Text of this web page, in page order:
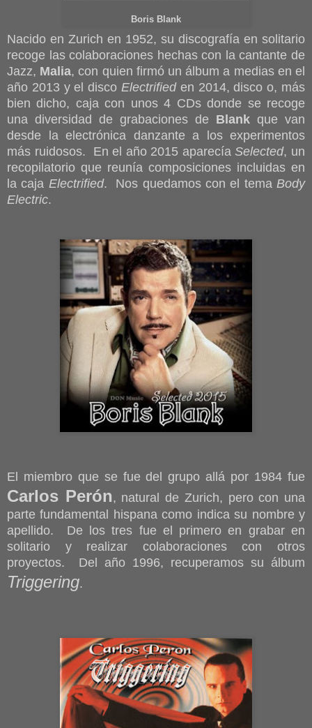
Boris Blank
Nacido en Zurich en 1952, su discografía en solitario
recoge las colaboraciones hechas con la cantante de
Jazz, Malia, con quien firmó un álbum a medias en el
año 2013 y el disco Electrifieden 2014, disco o, más
bien dicho, caja con unos 4 CDs donde se recoge
una diversidad de grabaciones de Blank que van
desde la electrónica danzante a los experimentos
más ruidosos. En el año 2015 aparecíaSelected, un
recopilatorio que reunía composiciones incluidas en
la caja Electrified. Nos quedamos con el temaBody
Electric.
El miembro que se fue del grupo allá por 1984 fue
Carlos Perón, natural de Zurich, pero con una
parte fundamental hispana como indica su nombre y
apellido. De los tres fue el primero en grabar en
solitario y realizar colaboraciones con otros
proyectos. Del año 1996, recuperamos su álbum
Triggering.